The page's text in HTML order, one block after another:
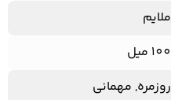
ملایم
100 میل
روزمره, مهمانی